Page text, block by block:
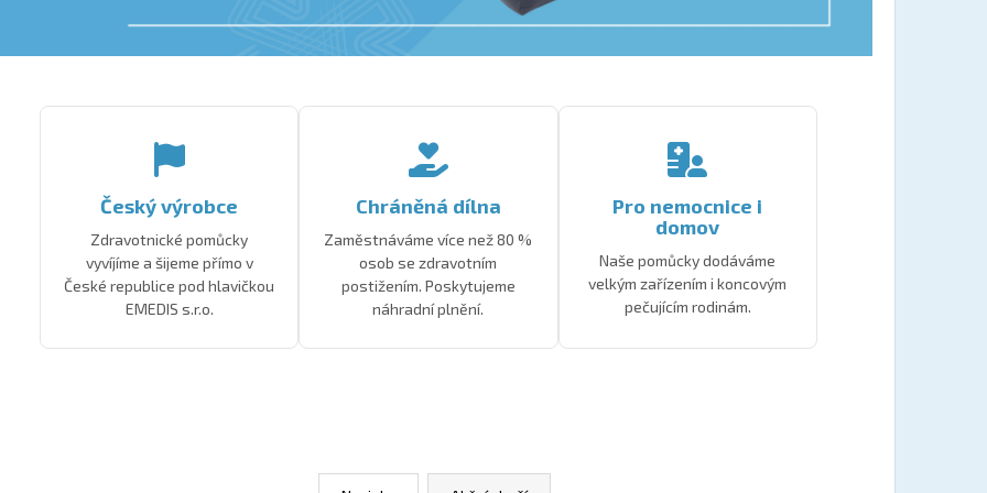
Český výrobce
Zdravotnické pomůcky
vyvíjíme a šijeme přímo v
České republice pod hlavičkou
EMEDIS s.r.o.
Chráněná dílna
Zaměstnáváme více než 80 %
osob se zdravotním
postižením. Poskytujeme
náhradní plnění.
Pro nemocnice i
domov
Naše pomůcky dodáváme
velkým zařízením i koncovým
pečujícím rodinám.
DĚTSKÉ POVLEČENÍ TUČŇÁK